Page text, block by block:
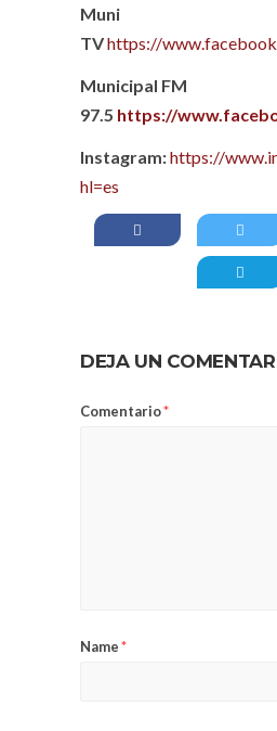
Muni
TVhttps://
Municipal FM
97.5 https://
Instagram:https://
hl=es
DEJA UN
Comentario*
Name*